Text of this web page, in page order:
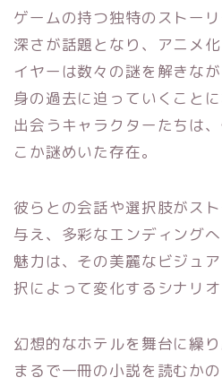
ゲームの持つ独特のストー
深さが話題となり、アニメ
イヤーは数々の謎を解きな
身の過去に迫っていくこと
出会うキャラクターたちは
こか謎めいた存在。
彼らとの会話や選択肢がス
与え、多彩なエンディング
魅力は、その美麗なビジュ
択によって変化するシナリオ
幻想的なホテルを舞台に繰
まるで一冊の小説を読むか